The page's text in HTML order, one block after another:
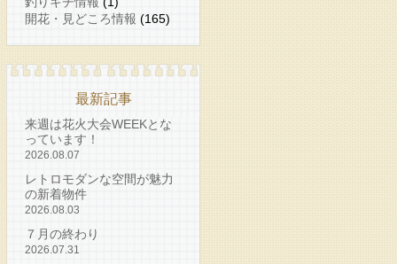
開花・見どころ情報 (165)
最新記事
来週は花火大会WEEKとな
っています！
2026.08.07
レトロモダンな空間が魅力
の新着物件
2026.08.03
７月の終わり
2026.07.31